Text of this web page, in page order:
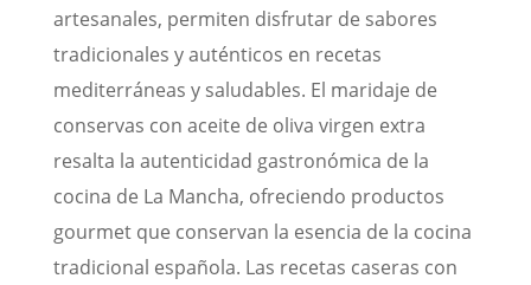
artesanales, permiten disfrutar de sabores
tradicionales y auténticos en recetas
mediterráneas y saludables. El maridaje de
conservas con aceite de oliva virgen extra
resalta la autenticidad gastronómica de la
cocina de La Mancha, ofreciendo productos
gourmet que conservan la esencia de la cocina
tradicional española. Las recetas caseras con